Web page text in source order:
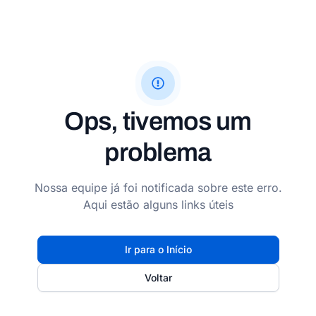
Ops, tivemos um
problema
Nossa equipe já foi notificada sobre este erro.
Aqui estão alguns links úteis
Ir para o Início
Voltar